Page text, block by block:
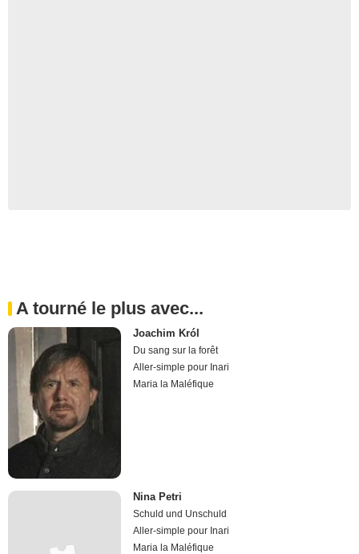
A tourné le plus avec...
Joachim Król
Du sang sur la forêt
Aller-simple pour Inari
Maria la Maléfique
Nina Petri
Schuld und Unschuld
Aller-simple pour Inari
Maria la Maléfique